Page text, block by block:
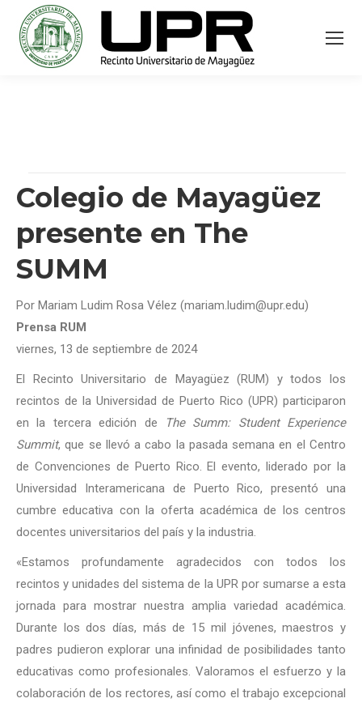
Colegio de Mayagüez
presente en The
SUMM
Por Mariam Ludim Rosa Vélez (mariam.ludim@upr.edu)
Prensa RUM
viernes, 13 de septiembre de 2024
El Recinto Universitario de Mayagüez (RUM) y todos los
recintos de la Universidad de Puerto Rico (UPR) participaron
en la tercera edición de
The Summ: Student Experience
Summit, que se llevó a cabo la pasada semana en el Centro
de Convenciones de Puerto Rico. El evento, liderado por la
Universidad Interamericana de Puerto Rico, presentó una
cumbre educativa con la oferta académica de los centros
docentes universitarios del país y la industria.
«Estamos profundamente agradecidos con todos los
recintos y unidades del sistema de la UPR por sumarse a esta
jornada para mostrar nuestra amplia variedad académica.
Durante los dos días, más de 15 mil jóvenes, maestros y
padres pudieron explorar una infinidad de posibilidades tanto
educativas como profesionales. Valoramos el esfuerzo y la
colaboración de los rectores, así como el trabajo excepcional